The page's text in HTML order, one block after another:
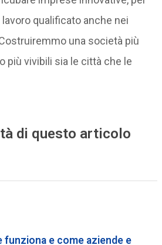
qualificato anche nei
una società più
più vivibili sia le città che le
di questo articolo
funziona e come aziende e